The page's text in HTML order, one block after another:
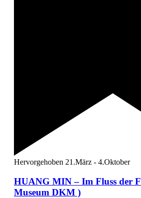
Hervorgehoben 21.März - 4.Oktober
HUANG MIN – Im Fluss der
Museum DKM )